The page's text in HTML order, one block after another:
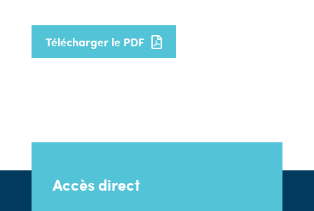
Télécharger le PDF
Accès direct